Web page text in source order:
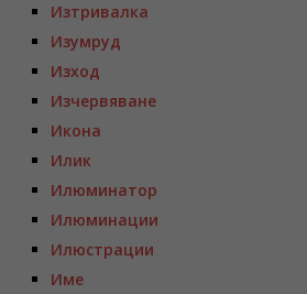
Изтривалка
Изумруд
Изход
Изчервяване
Икона
Илик
Илюминатор
Илюминации
Илюстрации
Име